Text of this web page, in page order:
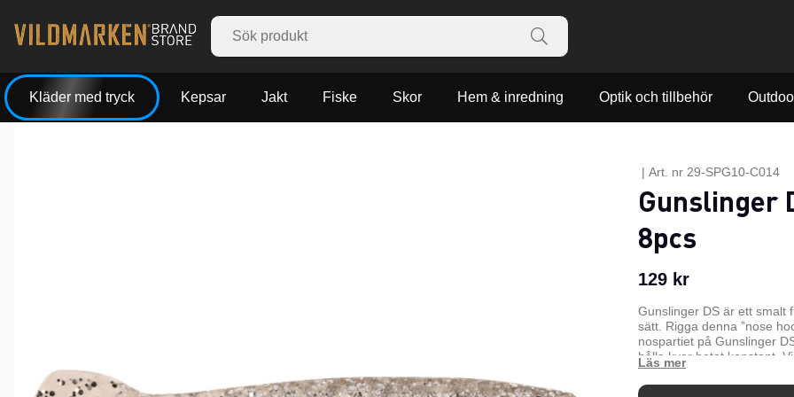
Kläder med tryck Kepsar Jakt Fiske Skor Hem & inredning Optik och tillbehör
| Art. nr 29-SPG10-C014
Gunslinger
8pcs
129 kr
Gunslinger DS är ett smalt
sätt. Rigga denna ”nose
nospartiet på Gunslinger
hålla kvar betet konstant.
EWG offset krok i 2/0 gap,
100% weedless